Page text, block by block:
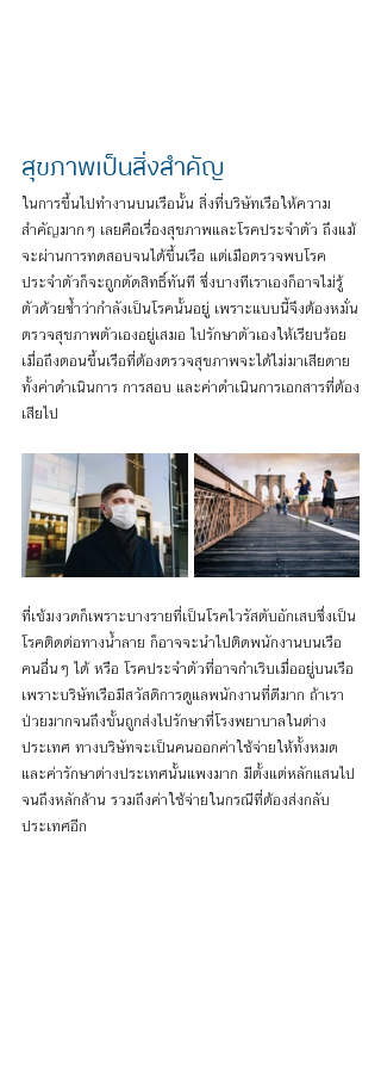
สุขภาพเป็นสิ่งสำคัญ
ในการขึ้นไปทำงานบนเรือนั้น สิ่งที่บริษัทเรือให้ความ
สำคัญมากๆ เลยคือเรื่องสุขภาพและโรคประจำตัว ถึงแม้
จะผ่านการทดสอบจนได้ขึ้นเรือ แต่เมือตรวจพบโรค
ประจำตัวก็จะถูกตัดสิทธิ์ทันที ซึ่งบางทีเราเองก็อาจไม่รู้
ตัวด้วยซ้ำว่ากำลังเป็นโรคนั้นอยู่ เพราะแบบนี้จึงต้องหมั่น
ตรวจสุขภาพตัวเองอยู่เสมอ ไปรักษาตัวเองให้เรียบร้อย
เมื่อถึงตอนขึ้นเรือที่ต้องตรวจสุขภาพจะได้ไม่มาเสียดาย
ทั้งค่าดำเนินการ การสอบ และค่าดำเนินการเอกสารที่ต้อง
เสียไป
ที่เข้มงวดก็เพราะบางรายที่เป็นโรคไวรัสตับอักเสบซึ่งเป็น
โรคติดต่อทางน้ำลาย ก็อาจจะนำไปติดพนักงานบนเรือ
คนอื่นๆ ได้ หรือ โรคประจำตัวที่อาจกำเริบเมื่ออยู่บนเรือ
เพราะบริษัทเรือมีสวัสดิการดูแลพนักงานที่ดีมาก ถ้าเรา
ป่วยมากจนถึงขั้นถูกส่งไปรักษาที่โรงพยาบาลในต่าง
ประเทศ ทางบริษัทจะเป็นคนออกค่าใช้จ่ายให้ทั้งหมด
และค่ารักษาต่างประเทศนั้นแพงมาก มีตั้งแต่หลักแสนไป
จนถึงหลักล้าน รวมถึงค่าใช้จ่ายในกรณีที่ต้องส่งกลับ
ประเทศอีก